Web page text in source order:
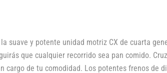
y potente unidad motriz CX de cuarta
que cualquier recorrido sea pan comido.
de tu comodidad. Los potentes frenos de